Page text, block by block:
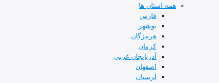
همه استان ها
فارس
بوشهر
هرمزگان
کرمان
آذربایجان غربی
اصفهان
لرستان